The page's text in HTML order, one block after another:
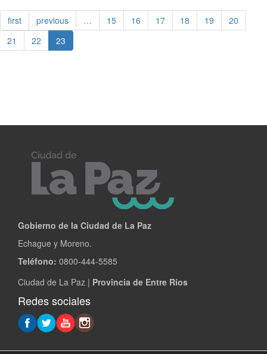
DE
PESOS
INVERTIDOS
POR
first previous … 15 16 17 18 19
20
21
22 23
Gobierno de la Ciudad de La Paz
Echague y Moreno.
Teléfono: 0800-444-5585
Ciudad de La Paz | Provincia de Entre Ríos
Redes sociales